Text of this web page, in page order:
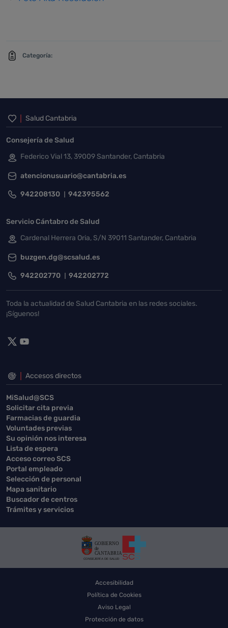
Categoría:
Inicio del pie de página
Salud Cantabria
Consejería de Salud
Federico Vial 13, 39009 Santander, Cantabria
atencionusuario@cantabria.es
942208130 942395562
Servicio Cántabro de Salud
Cardenal Herrera Oria, S/N 39011 Santander, Cantabria
buzgen.dg@scsalud.es
942202770 942202772
Toda la actualidad de Salud Cantabria en las redes sociales.
¡Síguenos!
Accesos directos
MiSalud@SCS
Solicitar cita previa
Farmacias de guardia
Voluntades previas
Su opinión nos interesa
Lista de espera
Acceso correo SCS
Portal empleado
Selección de personal
Mapa sanitario
Buscador de centros
Trámites y servicios
Accesibilidad
Política de Cookies
Aviso Legal
Protección de datos